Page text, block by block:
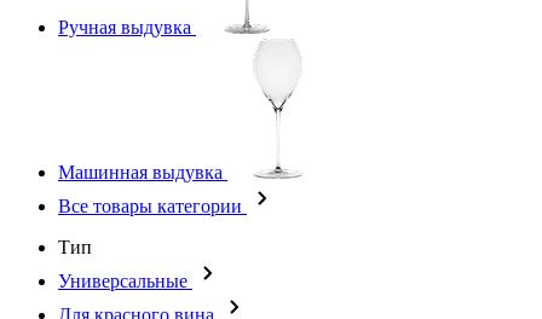
Ручная выдувка
Машинная выдувка
Все товары категории
Тип
Универсальные
Для красного вина